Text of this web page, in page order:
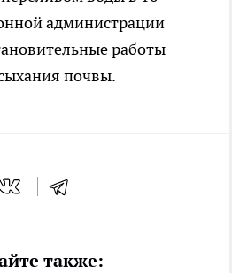
администрации
работы
почвы.
также: